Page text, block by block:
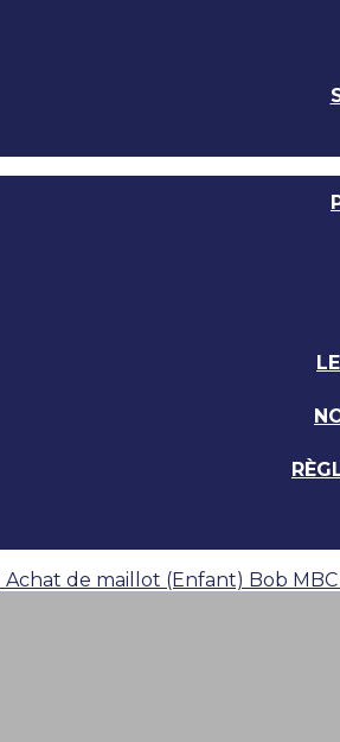
Achat de maillot (Enfant) Bob MBC